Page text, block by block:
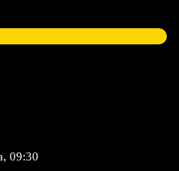
09:30